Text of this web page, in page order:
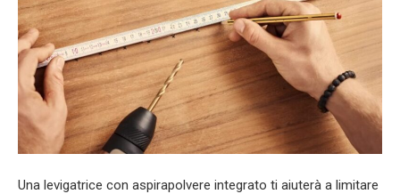
Una levigatrice con aspirapolvere integrato ti aiuterà a limitare